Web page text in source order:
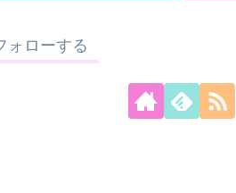
ォローする